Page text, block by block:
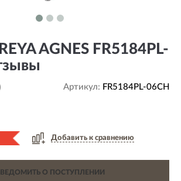
AGNES FR5184PL-
Артикул: FR5184PL-06CH
Добавить к сравнению
О ПОСТУПЛЕНИИ